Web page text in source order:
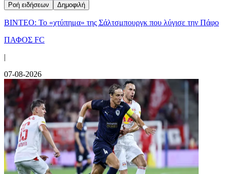
Ροή ειδήσεων Δημοφιλή
ΒΙΝΤΕΟ: Το «χτύπημα» της Σάλτσμπουργκ που λύγισε την Πάφο
ΠΑΦΟΣ FC
|
07-08-2026